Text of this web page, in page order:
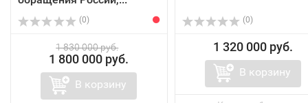
(0)
1 830 000 руб.
1 800 000 руб.
В корзину
(0)
1 320 000 руб.
В корзину